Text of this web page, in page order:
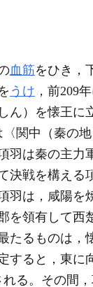
血筋をひき，
うけ ，前209
）を懐王に
関中（秦の
羽は秦の主力
決戦を構える
羽は，咸陽を
を領有して西
たるものは，
すると，東に
る。その間